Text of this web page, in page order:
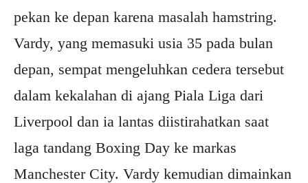
pekan ke depan karena masalah hamstring.
Vardy, yang memasuki usia 35 pada bulan
depan, sempat mengeluhkan cedera tersebut
dalam kekalahan di ajang Piala Liga dari
Liverpool dan ia lantas diistirahatkan saat
laga tandang Boxing Day ke markas
Manchester City. Vardy kemudian dimainkan